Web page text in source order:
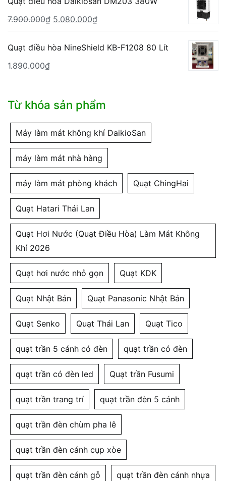
3.265.000₫.
2.340.000₫.
7.900.000₫ Giá
gốc
là:
5.080.000₫Giá
hiện
tại
Quạt điều hòa NineShield KB-F1208 80 Lít
1.890.000₫
Từ khóa sản phẩm
Máy làm mát không khí DaikioSan
máy làm mát nhà hàng
máy làm mát phòng khách Quạt ChingHai
Quạt Hatari Thái Lan
Quạt Hơi Nước (Quạt Điều Hòa) Làm Mát Không
Khí 2026
Quạt hơi nước nhỏ gọn Quạt KDK
Quạt Nhật Bản Quạt Panasonic Nhật Bản
Quạt Senko Quạt Thái Lan Quạt Tico
quạt trần 5 cánh có đèn quạt trần có đèn
quạt trần có đèn led Quạt trần Fusumi
quạt trần trang trí quạt trần đèn 5 cánh
quạt trần đèn chùm pha lê
quạt trần đèn cánh cụp xòe
quạt trần đèn cánh gỗ quạt trần đèn cánh nhựa